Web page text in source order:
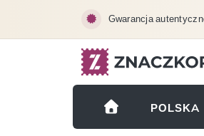
Gwarancja
POLSKA